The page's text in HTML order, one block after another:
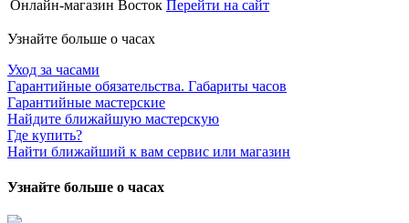
Онлайн-магазин Восток Перейти на сайт
Узнайте больше о часах
Уход за часами
Гарантийные обязательства. Габариты часов
Гарантийные мастерские
Найдите ближайшую мастерскую
Где купить?
Найти ближайший к вам сервис или магазин
Узнайте больше о часах